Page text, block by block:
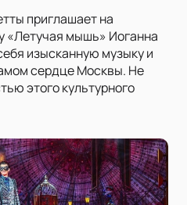
приглашает на
«Летучая мышь» Иоганна
изысканную музыку и
сердце Москвы. Не
этого культурного